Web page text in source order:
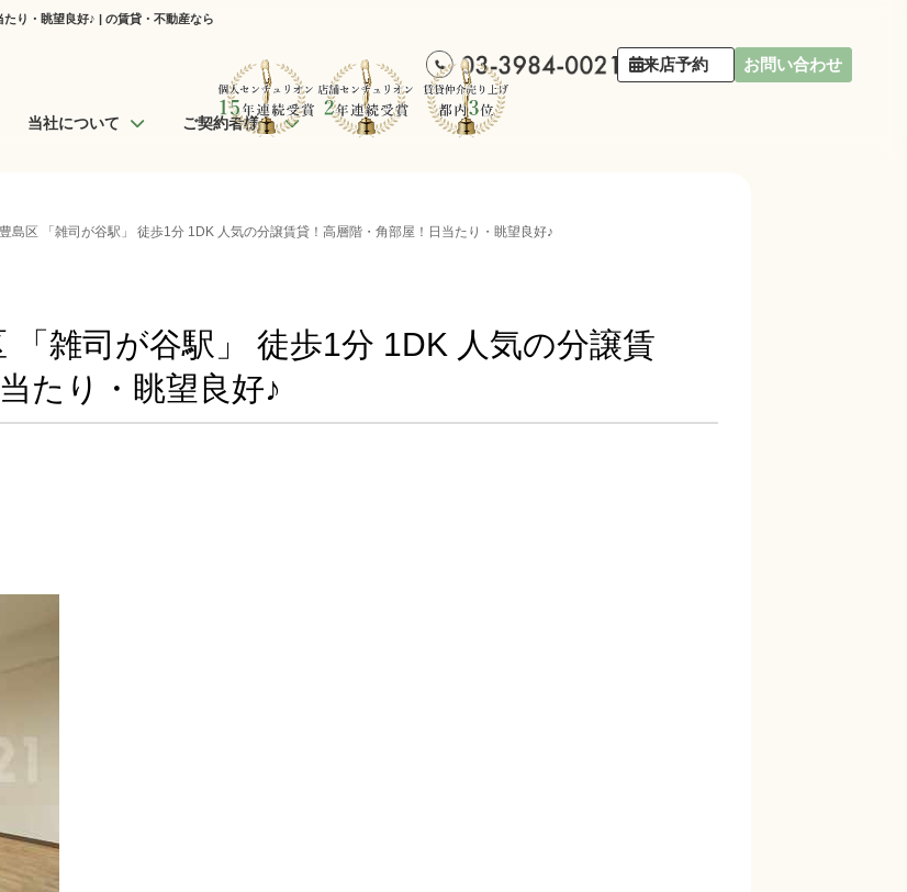
り・眺望良好♪ | の賃貸・不動産なら
来店予約 お問い合わせ
当社について ご契約者様へ
豊島区 「雑司が谷駅」 徒歩1分 1DK 人気の分譲賃貸！高層階・角部屋！日当たり・眺望良好♪
「雑司が谷駅」 徒歩1分 1DK 人気の分譲賃
たり・眺望良好♪